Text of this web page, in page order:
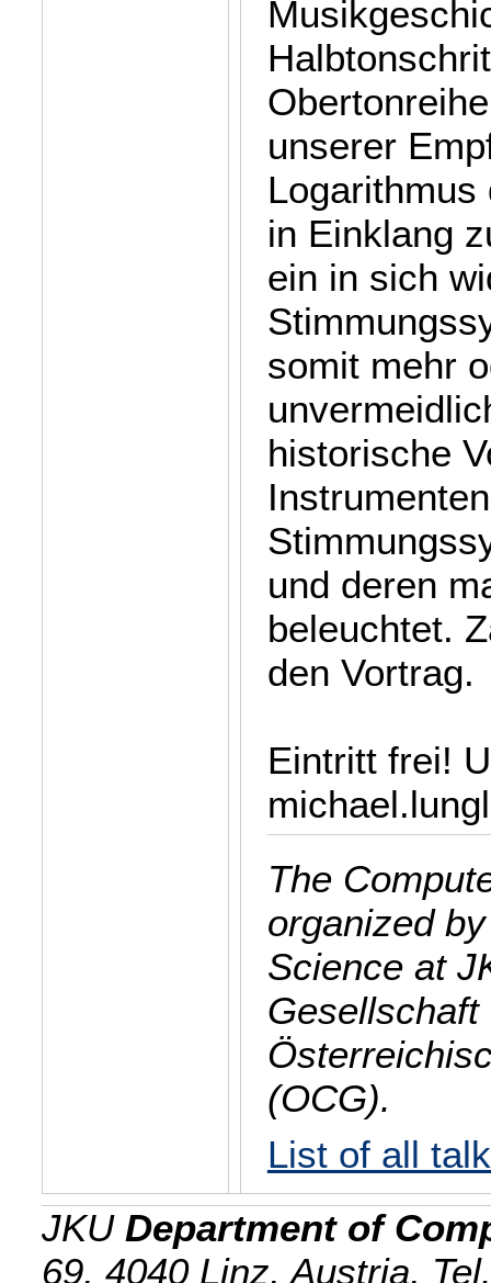
unserer
in Einklang
ein in sich
somit mehr
historische
und deren
beleuchtet.
den Vortrag.
Eintritt frei!
The
organized
Science at
(OCG).
List of all
JKU Department of
69, 4040 Linz, Austria,